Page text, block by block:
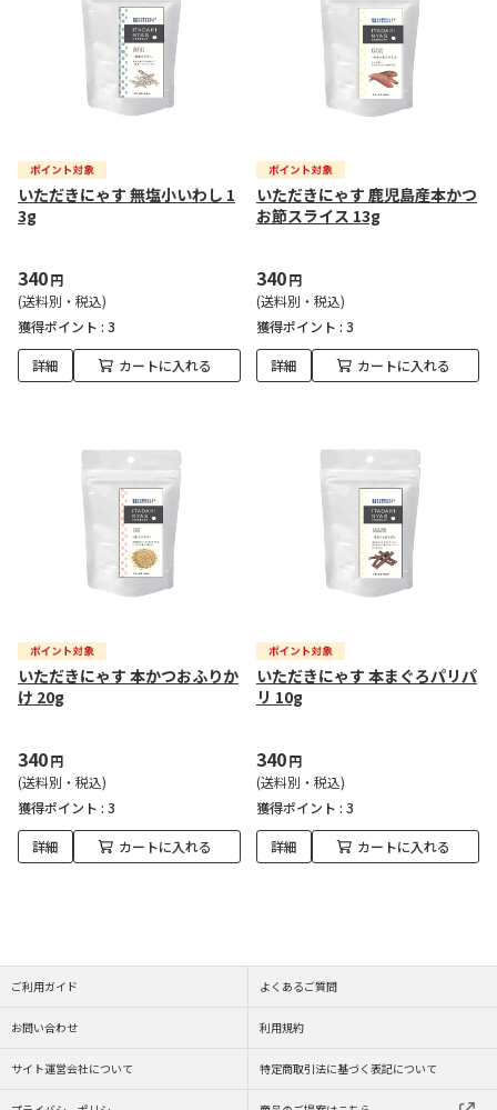
いただきにゃす 無塩小いわし 1
3g
340円
(送料別・税込)
獲得ポイント : 3
詳細 カートに入れる
いただきにゃす 鹿児島産本かつ
お節スライス 13g
340円
(送料別・税込)
獲得ポイント : 3
詳細 カートに入れる
いただきにゃす 本かつおふりか
け 20g
340円
(送料別・税込)
獲得ポイント : 3
詳細 カートに入れる
いただきにゃす 本まぐろパリパ
リ 10g
340円
(送料別・税込)
獲得ポイント : 3
詳細 カートに入れる
ご利用ガイド よくあるご質問
お問い合わせ 利用規約
サイト運営会社について 特定商取引法に基づく表記について